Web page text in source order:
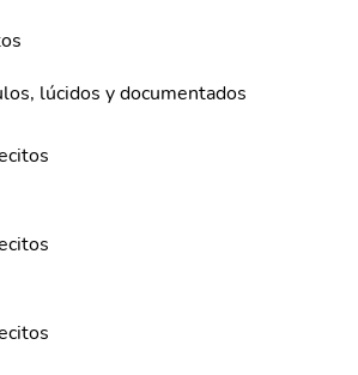
lúcidos y documentados